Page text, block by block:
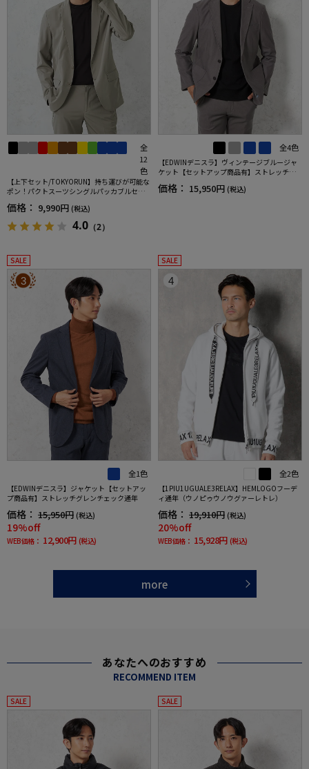
全
12
色
【上下セット/TOKYORUN】持ち運びが可能な
ポン！パクトスーツシングルパッカブルセッ
トアップ
価格： 9,990円 (税込)
4.0 （2）
全4色
【EDWINデニスラ】ヴィンテージブルージャ
ケット【セットアップ商品有】ストレッチ無
地通年
価格： 15,950円 (税込)
SALE
3
全1色
【EDWINデニスラ】ジャケット【セットアッ
プ商品有】ストレッチグレンチェック通年
価格： 15,950円 (税込)
19%off
WEB価格： 12,900円 (税込)
SALE
4
全2色
【1PIU1UGUALE3RELAX】HEMLOGOフーデ
ィ通年（ウノピゥウノウグァーレトレ）
価格： 19,910円 (税込)
20%off
WEB価格： 15,928円 (税込)
more
あなたへのおすすめ
RECOMMEND ITEM
SALE SALE